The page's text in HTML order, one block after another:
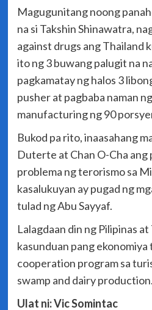
Magugunitang noong
na si Takshin Shinawatra,
against drugs ang Thailand
ito ng 3 buwang palugit na
pagkamatay ng halos 3
pusher at pagbaba naman
manufacturing ng 90
Bukod pa rito, inaasahang
Duterte at Chan O-Cha ang
problema ng terorismo sa
kasalukuyan ay pugad ng
tulad ng Abu Sayyaf.
Lalagdaan din ng Pilipinas
kasunduan pang
cooperation program sa
swamp and dairy production.
Ulat ni: Vic Somintac